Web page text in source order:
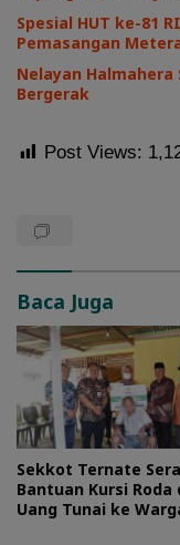
Spesial HUT ke-81
Pemasangan
Nelayan Halmahera
Bergerak
Post Views:
Baca Juga
Sekkot Ternate
Bantuan Kursi Roda
Uang Tunai ke